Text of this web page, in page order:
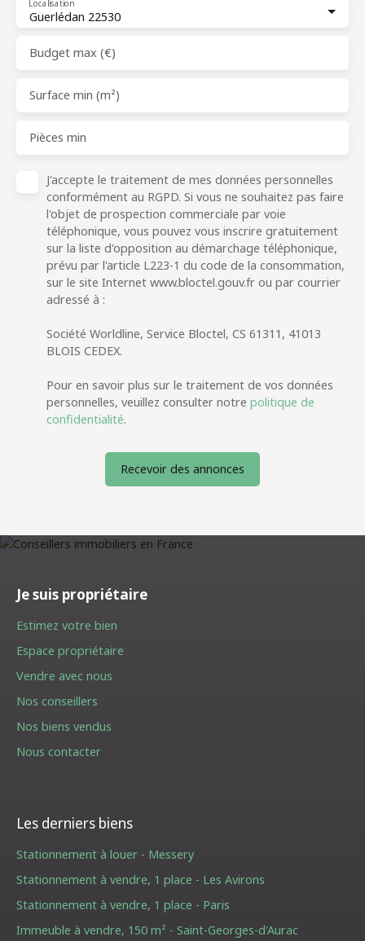
Guerlédan 22530
Localisation
Budget max (€)
Surface min (m²)
Pièces min
J'accepte le traitement de mes données personnelles
conformément au RGPD. Si vous ne souhaitez pas faire
l'objet de prospection commerciale par voie
téléphonique, vous pouvez vous inscrire gratuitement
sur la liste d'opposition au démarchage téléphonique,
prévu par l'article L223-1 du code de la consommation,
sur le site Internet www.bloctel.gouv.fr ou par courrier
adressé à :
Société Worldline, Service Bloctel, CS 61311, 41013
BLOIS CEDEX.
Pour en savoir plus sur le traitement de vos données
personnelles, veuillez consulter notre politique de
confidentialité.
Recevoir des annonces
Je suis propriétaire
Estimez votre bien
Espace propriétaire
Vendre avec nous
Nos conseillers
Nos biens vendus
Nous contacter
Les derniers biens
Stationnement à louer - Messery
Stationnement à vendre, 1 place - Les Avirons
Stationnement à vendre, 1 place - Paris
Immeuble à vendre, 150 m² - Saint-Georges-d'Aurac